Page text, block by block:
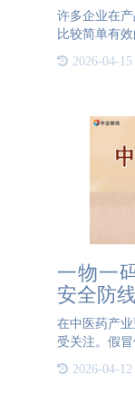
许多企业在
比较简单有
一码防伪溯
物一码是为
2026-04-15
一物一
安全防线
在中医药产
受关注。假
的出现，为
2026-04-